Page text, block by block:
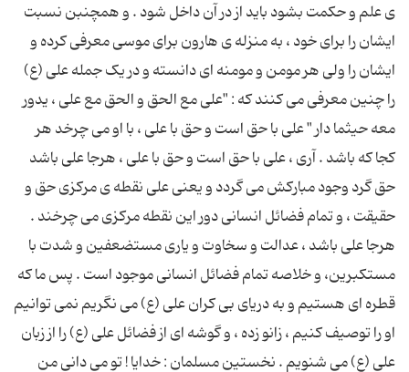
ی علم و حکمت بشود باید از در آن داخل شود . و همچنبن نسبت
ایشان را برای خود ، به منزله ی هارون برای موسی معرفی کرده و
ایشان را ولی هر مومن و مومنه ای دانسته و در یک جمله علی (ع)
را چنین معرفی می کنند که : "علی مع الحق و الحق مع علی ، یدور
معه حیثما دار " علی با حق است و حق با علی ، با او می چرخد هر
کجا که باشد . آری ، علی با حق است و حق با علی ، هرجا علی باشد
حق گرد وجود مبارکش می گردد و یعنی علی نقطه ی مرکزی حق و
حقیقت ، و تمام فضائل انسانی دور این نقطه مرکزی می چرخند .
هرجا علی باشد ، عدالت و سخاوت و یاری مستضعفین و شدت با
مستکبرین، و خلاصه تمام فضائل انسانی موجود است . پس ما که
قطره ای هستیم و به دریای بی کران علی (ع) می نگریم نمی توانیم
او را توصیف کنیم ، زانو زده ، و گوشه ای از فضائل علی (ع) را از زبان
علی (ع) می شنویم . نخستین مسلمان : خدایا ! تو می دانی من